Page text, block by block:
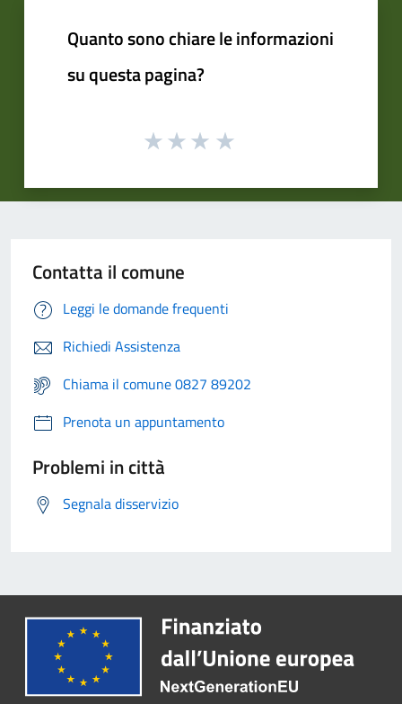
Quanto sono chiare le informazioni
su questa pagina?
Contatta il comune
Leggi le domande frequenti
Richiedi Assistenza
Chiama il comune 0827 89202
Prenota un appuntamento
Problemi in città
Segnala disservizio